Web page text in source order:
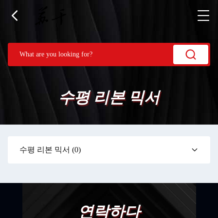
수평 리본 믹서
수평 리본 믹서 (0)
연락하다